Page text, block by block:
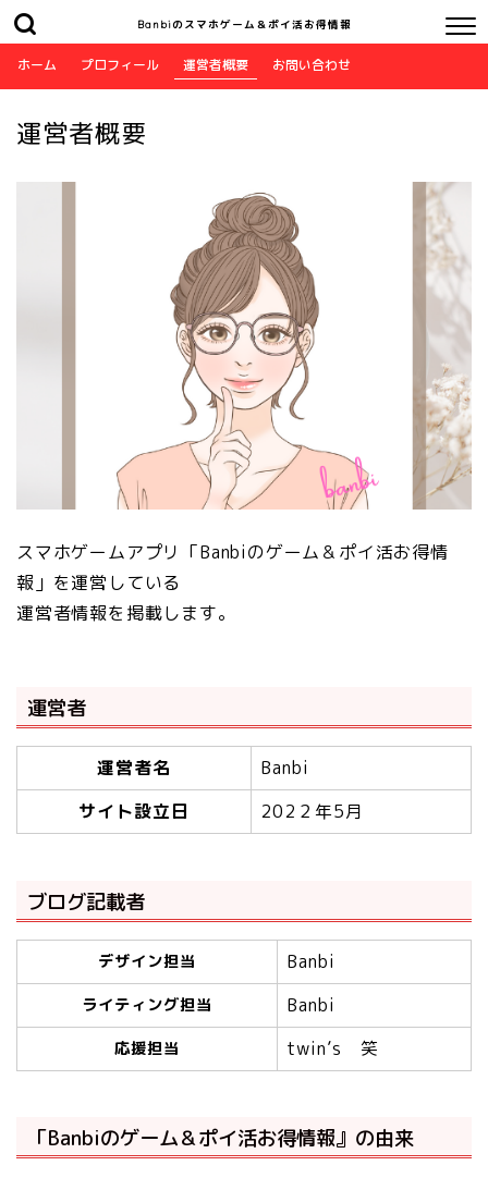
Banbiのスマホゲーム＆ポイ活お得情報
ホーム プロフィール 運営者概要 お問い合わせ
運営者概要
スマホゲームアプリ「Banbiのゲーム＆ポイ活お得情
報」を運営している
運営者情報を掲載します。
運営者
運営者名
Banbi
サイト設立日
202２年5月
ブログ記載者
デザイン担当 Banbi
ライティング担当 Banbi
応援担当 twin’s 笑
「Banbiのゲーム＆ポイ活お得情報』の由来